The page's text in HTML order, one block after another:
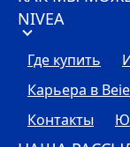
NIVEA
Где купить
Карьера в
Контакты